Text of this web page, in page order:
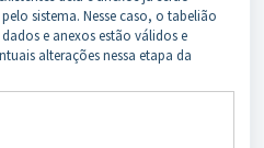
sistema. Nesse caso, o tabelião
e anexos estão válidos e
alterações nessa etapa da